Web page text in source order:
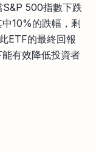
S&P 500指數下跌
10%的跌幅，剩
ETF的最終回報
有效降低投資者